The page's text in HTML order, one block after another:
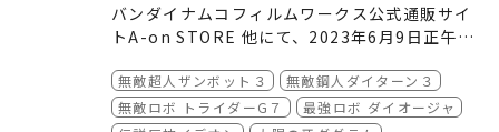
鑑賞ください。
月10 日(木)で終了します。
の立像が初登場。サンライズロボット研究所の
実験動画『BLUE GALE XABUNGLE SIDE L』
像が、「サンライズワールドKOSHIGAYA」に
て初お披露目となります！
⇒ 実験動画『BLUE GALE XABUNGLE SIDE
■クリエイターサイン色紙展示※展示するサイ
ついたランナーが付属します。
通常版
https://www.bandai.co.jp/candy/product
バンダイナムコフィルムワークス公式通販サイ
トA-on STORE 他にて、2023年6月9日正午よ
は2023年9月中旬を予定しています。
無敵超人ザンボット３
無敵鋼人ダイターン３
無敵ロボ トライダーG７
最強ロボ ダイオージャ